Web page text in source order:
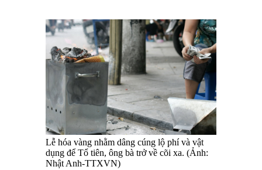
Lễ hóa vàng nhằm dâng cúng lộ phí và vật
dụng để Tổ tiên, ông bà trở về cõi xa. (Ảnh:
Nhật Anh-TTXVN)